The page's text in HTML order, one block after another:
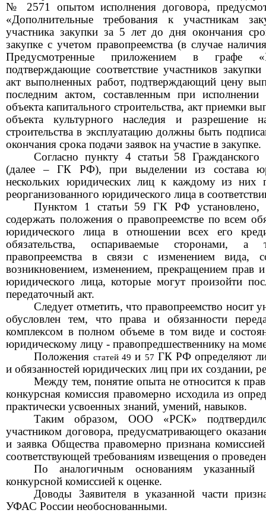
№ 2571 опытом исполнения договора,
«Дополнительные требования к участникам
участника закупки за 5 лет до дня окончания
закупке с учетом правопреемства (в случае
Предусмотренные приложением в графе
подтверждающие соответствие участников
акт выполненных работ, подтверждающий цену
последним актом, составленным при
объекта капитального строительства, акт приемки
объекта культурного наследия и разрешение
строительства в эксплуатацию должны быть
окончания срока подачи заявок на участие в закупке.
Согласно пункту 4 статьи 58 Гражданского
(далее – ГК РФ),при выделении из состава
нескольких юридических лиц к каждому из них
реорганизованного юридического лица в
Пунктом 1 статьи 59 ГК РФ установлено,
содержать положения о правопреемстве по всем
юридического лица в отношении всех его
обязательства, оспариваемые сторонами, а
правопреемства в связи с изменением вида,
возникновением, изменением, прекращением прав
юридического лица, которые могут произойти
передаточный акт.
Следует отметить, что правопреемство носит
обусловлен тем, что права и обязанности
комплексом в полном объеме в том виде и
юридическому лицу - правопредшественнику на
Положения статей 49 и 57 ГК РФ определяют
и обязанностей юридических лиц при их создании,
Между тем, понятие опыта не относится к
конкурсная комиссия правомерно исходила из
практически усвоенных знаний, умений, навыков.
Таким образом, ООО «РСК»
участником договора, предусматривающего
и заявка Обществаправомерно признана
соответствующей требованиям извещения о
По аналогичным основаниям указанный
конкурсной комиссией к оценке.
Доводы Заявителя в указанной части
УФАС России необоснованными.